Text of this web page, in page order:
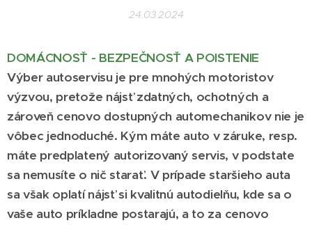
24.03.2024
DOMÁCNOSŤ - BEZPEČNOSŤ APOISTENIE
Výber autoservisu je pre mnohých motoristov
výzvou, pretože nájsť zdatných, ochotných a
zároveň cenovo dostupných automechanikov nie je
vôbec jednoduché. Kým máte auto v záruke, resp.
máte predplatený autorizovaný servis, v podstate
sa nemusíte o nič starať. V prípade staršieho auta
sa však oplatí nájsť si kvalitnú autodielňu, kde sa o
vaše auto príkladne postarajú, a to za cenovo